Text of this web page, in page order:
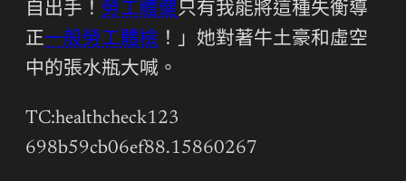
自出手！ 勞工體健只有我能將這種失衡導
正一般勞工體檢 ！」她對著牛土豪和虛空
中的張水瓶大喊。
TC:healthcheck123
698b59cb06ef88.15860267